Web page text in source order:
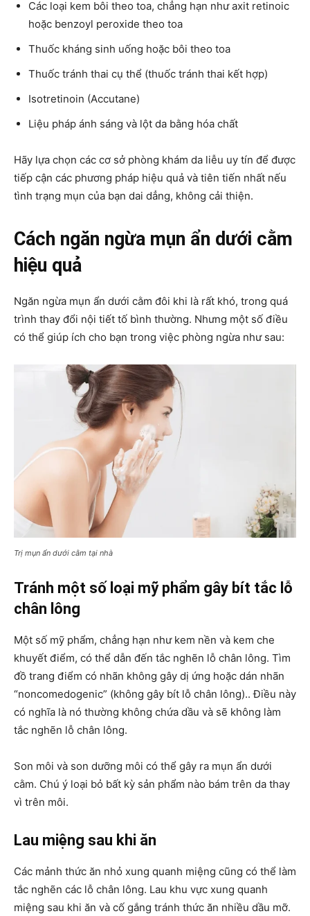
Các loại kem bôi theo toa, chẳng hạn như axit retinoic
hoặc benzoyl peroxide theo toa
Thuốc kháng sinh uống hoặc bôi theo toa
Thuốc tránh thai cụ thể (thuốc tránh thai kết hợp)
Isotretinoin (Accutane)
Liệu pháp ánh sáng và lột da bằng hóa chất
Hãy lựa chọn các cơ sở phòng khám da liễu uy tín để được
tiếp cận các phương pháp hiệu quả và tiên tiến nhất nếu
tình trạng mụn của bạn dai dẳng, không cải thiện.
Cách ngăn ngừa mụn ẩn dưới cằm
hiệu quả
Ngăn ngừa mụn ẩn dưới cằm đôi khi là rất khó, trong quá
trình thay đổi nội tiết tố bình thường. Nhưng một số điều
có thể giúp ích cho bạn trong việc phòng ngừa như sau:
Trị mụn ẩn dưới cằm tại nhà
Tránh một số loại mỹ phẩm gây bít tắc lỗ
chân lông
Một số mỹ phẩm, chẳng hạn như kem nền và kem che
khuyết điểm, có thể dẫn đến tắc nghẽn lỗ chân lông. Tìm
đồ trang điểm có nhãn không gây dị ứng hoặc dán nhãn
“noncomedogenic” (không gây bít lỗ chân lông).. Điều này
có nghĩa là nó thường không chứa dầu và sẽ không làm
tắc nghẽn lỗ chân lông.
Son môi và son dưỡng môi có thể gây ra mụn ẩn dưới
cằm. Chú ý loại bỏ bất kỳ sản phẩm nào bám trên da thay
vì trên môi.
Lau miệng sau khi ăn
Các mảnh thức ăn nhỏ xung quanh miệng cũng có thể làm
tắc nghẽn các lỗ chân lông. Lau khu vực xung quanh
miệng sau khi ăn và cố gắng tránh thức ăn nhiều dầu mỡ.